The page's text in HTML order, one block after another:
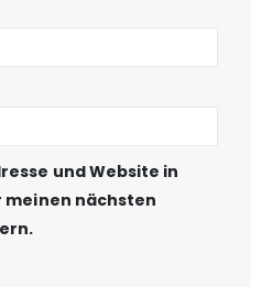
und Website in
meinen nächsten